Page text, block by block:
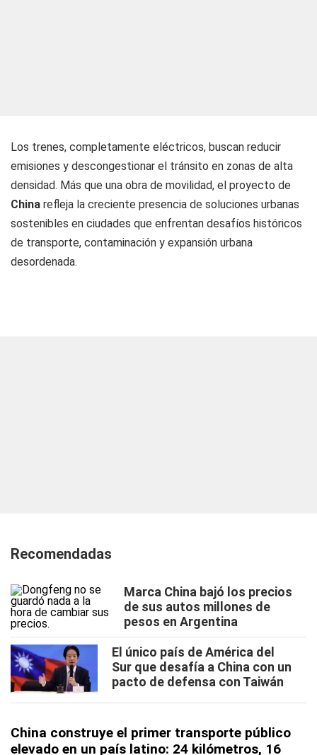
Los trenes, completamente eléctricos, buscan reducir
emisiones y descongestionar el tránsito en zonas de alta
densidad. Más que una obra de movilidad, el proyecto de
China refleja la creciente presencia de soluciones urbanas
sostenibles en ciudades que enfrentan desafíos históricos
de transporte, contaminación y expansión urbana
desordenada.
Recomendadas
Marca China bajó los precios
de sus autos millones de
pesos en Argentina
El único país de América del
Sur que desafía a China con un
pacto de defensa con Taiwán
China construye el primer transporte público
elevado en un país latino: 24 kilómetros, 16